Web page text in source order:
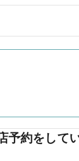
予約をして